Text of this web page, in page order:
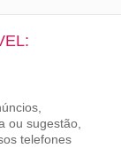
ou sugestão,
telefones